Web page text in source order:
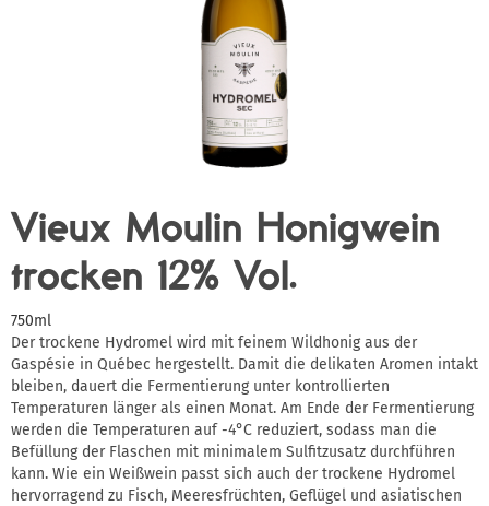
Vieux Moulin Honigwein
trocken 12% Vol.
750ml
Der trockene Hydromel wird mit feinem Wildhonig aus der
Gaspésie in Québec hergestellt. Damit die delikaten Aromen intakt
bleiben, dauert die Fermentierung unter kontrollierten
Temperaturen länger als einen Monat. Am Ende der Fermentierung
werden die Temperaturen auf -4°C reduziert, sodass man die
Befüllung der Flaschen mit minimalem Sulfitzusatz durchführen
kann. Wie ein Weißwein passt sich auch der trockene Hydromel
hervorragend zu Fisch, Meeresfrüchten, Geflügel und asiatischen